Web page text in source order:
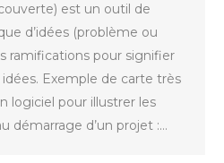
est un outil de
d’idées (problème ou
ramifications pour signifier
Exemple de carte très
logiciel pour illustrer les
démarrage d’un projet :…